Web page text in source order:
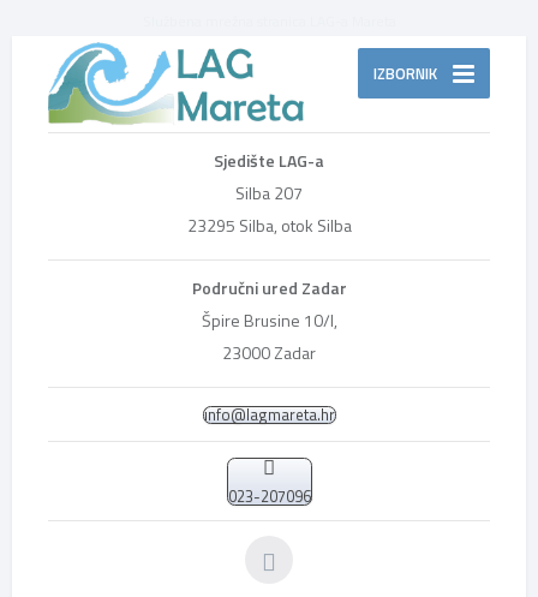
IZBORNIK
Sjedište LAG-a
Silba 207
23295 Silba, otok Silba
Područni ured Zadar
Špire Brusine 10/I,
23000 Zadar
info@lagmareta.hr
023-207096